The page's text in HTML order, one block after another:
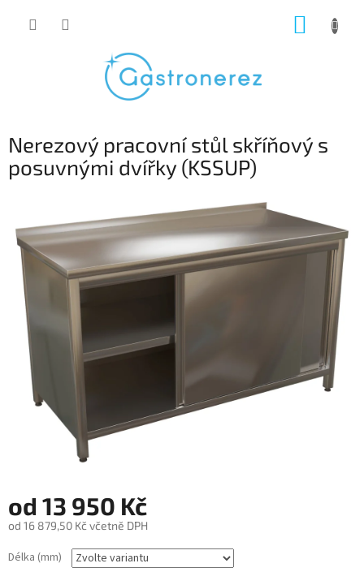
Nerezový pracovní stůl skříňový s
posuvnými dvířky (KSSUP)
od 13 950 Kč
od 16 879,50 Kč včetně DPH
cena:
Délka (mm)